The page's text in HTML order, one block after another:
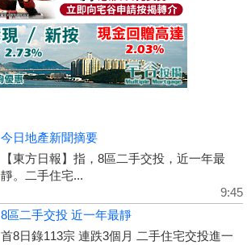
今日地產新聞摘要
【東方日報】指，8區二手交投，近一年最
靜。二手住宅...
9:45
8區二手交投 近一年最靜
首8日錄113宗 連跌3個月 二手住宅交投進一